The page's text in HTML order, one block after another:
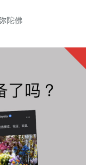
陀佛